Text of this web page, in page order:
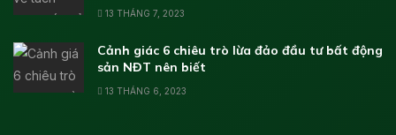
13 THÁNG 7, 2023
Cảnh giác 6 chiêu trò lừa đảo đầu tư bất động
sản NĐT nên biết
13 THÁNG 6, 2023